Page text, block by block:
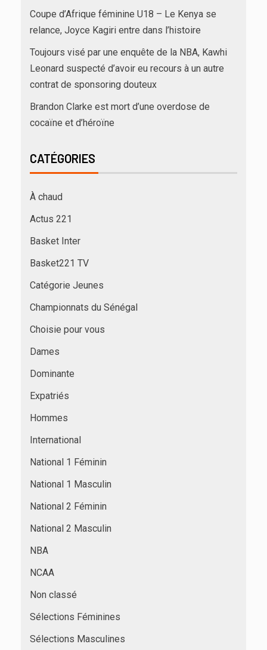
Coupe d’Afrique féminine U18 – Le Kenya se
relance, Joyce Kagiri entre dans l’histoire
Toujours visé par une enquête de la NBA, Kawhi
Leonard suspecté d’avoir eu recours à un autre
contrat de sponsoring douteux
Brandon Clarke est mort d’une overdose de
cocaïne et d’héroïne
CATÉGORIES
À chaud
Actus 221
Basket Inter
Basket221 TV
Catégorie Jeunes
Championnats du Sénégal
Choisie pour vous
Dames
Dominante
Expatriés
Hommes
International
National 1 Féminin
National 1 Masculin
National 2 Féminin
National 2 Masculin
NBA
NCAA
Non classé
Sélections Féminines
Sélections Masculines